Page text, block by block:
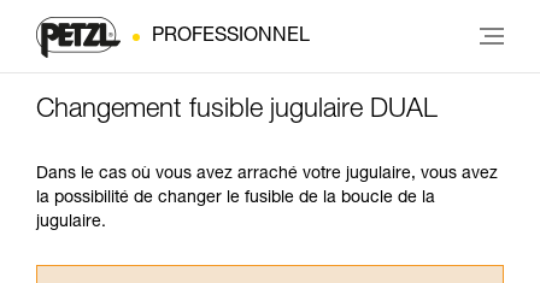
PROFESSIONNEL
Changement fusible jugulaire DUAL
Dans le cas où vous avez arraché votre jugulaire, vous avez
la possibilité de changer le fusible de la boucle de la
jugulaire.